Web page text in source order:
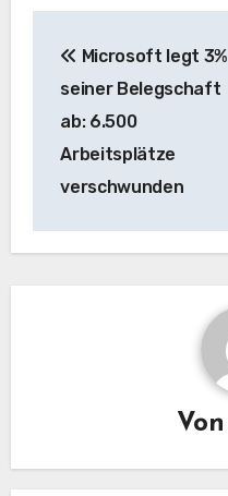
Navigation
Microsoft legt 3%
seiner Belegschaft
ab: 6.500
Arbeitsplätze
verschwunden
Von